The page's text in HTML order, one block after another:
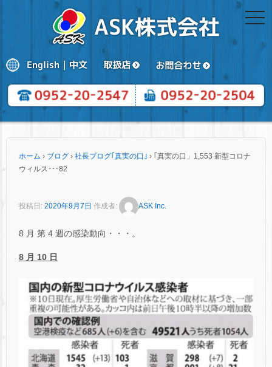
ホーム › ブログ › 社長ブログ｢真実の口｣ › ｢真実の口」1,553 新型コロナ
ウィルス･･･82
投稿日: 2020年9月7日 作成者: ASK Inc.
8 月 第 4 週の感染動向・・・。
8 月 10 日